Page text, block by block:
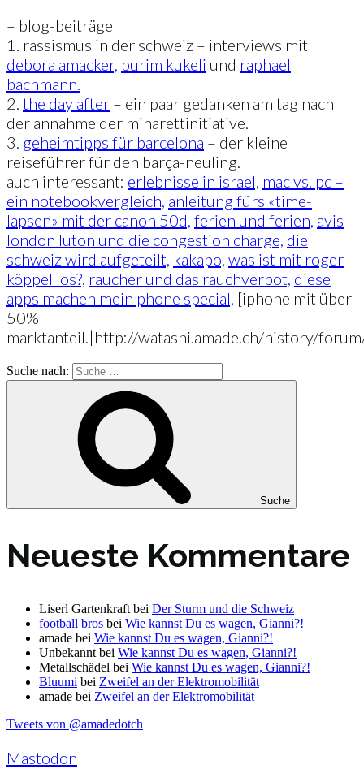
– blog-beiträge
1. rassismus in der schweiz – interviews mit
debora amacker, burim kukeli und raphael
bachmann.
2. the day after – ein paar gedanken am tag nach
der annahme der minarettinitiative.
3. geheimtipps für barcelona – der kleine
reiseführer für den barça-neuling.
auch interessant: erlebnisse in israel, mac vs. pc –
ein notebookvergleich, anleitung fürs «time-
lapsen» mit der canon 50d, ferien und ferien, avis
london luton und die congestion charge, die
schweiz wird aufgeteilt, kakapo, was ist mit roger
köppel los?, raucher und das rauchverbot, diese
apps machen mein phone special, [iphone mit über
50%
marktanteil.|http://watashi.amade.ch/history/
Suche nach:
Suche
Neueste Kommentare
Liserl Gartenkraft bei Der Sturm und die Schweiz
football bros bei Wie kannst Du es wagen, Gianni?!
amade bei Wie kannst Du es wagen, Gianni?!
Unbekannt bei Wie kannst Du es wagen, Gianni?!
Metallschädel bei Wie kannst Du es wagen, Gianni?!
Bluumi bei Zweifel an der Elektromobilität
amade bei Zweifel an der Elektromobilität
Tweets von @amadedotch
Mastodon